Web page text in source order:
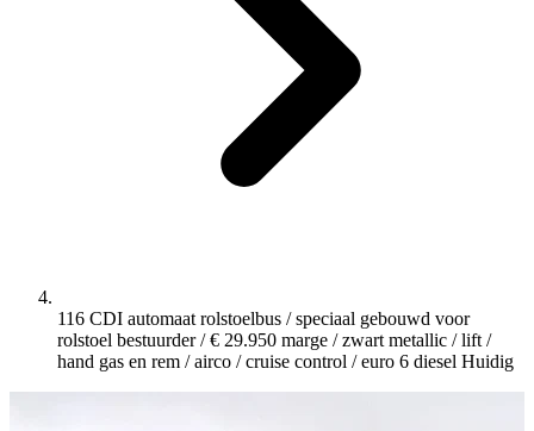
116 CDI automaat rolstoelbus / speciaal gebouwd voor
rolstoel bestuurder / € 29.950 marge / zwart metallic / lift /
hand gas en rem / airco / cruise control / euro 6 diesel Huidig